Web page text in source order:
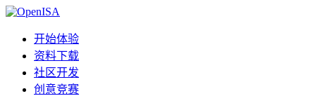
开始体验
资料下载
社区开发
创意竞赛